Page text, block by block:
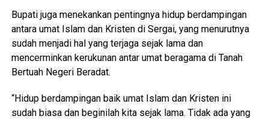
Bupati juga menekankan pentingnya hidup berdampingan
antara umat Islam dan Kristen di Sergai, yang menurutnya
sudah menjadi hal yang terjaga sejak lama dan
mencerminkan kerukunan antar umat beragama di Tanah
Bertuah Negeri Beradat.
“Hidup berdampingan baik umat Islam dan Kristen ini
sudah biasa dan beginilah kita sejak lama. Tidak ada yang